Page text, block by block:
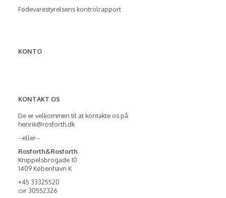
Fødevarestyrelsens kontrolrapport
KONTO
KONTAKT OS
De er velkommen til at kontakte os på:
henrik@rosforth.dk
--eller--
Rosforth&Rosforth
Knippelsbrogade 10
1409 København K
+45 33325520
cvr 30552326